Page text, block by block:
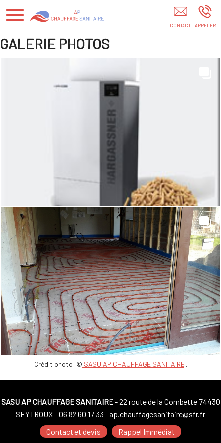
GALERIE PHOTOS
Crédit photo: © SASU AP CHAUFFAGE SANITAIRE.
SASU AP CHAUFFAGE SANITAIRE- 22 route de la Combette 74430
SEYTROUX -06 82 60 17 33 -ap.chauffagesanitaire@sfr.fr
Contact et devis
Rappel Immédiat